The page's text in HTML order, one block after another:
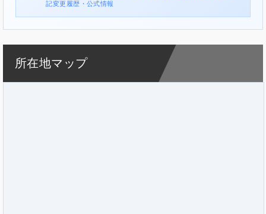
記変更履歴・公式情報
所在地マップ